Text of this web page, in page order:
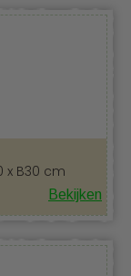
x B30 cm
Bekijken